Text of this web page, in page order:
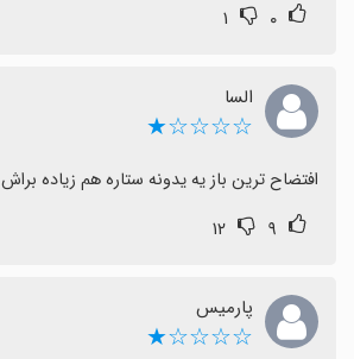
۰ ۱
السا
☆☆☆☆★
افتضاح ترین باز یه یدونه ستاره هم زیاده براش
۹ ۱۲
پارمیس
☆☆☆☆★